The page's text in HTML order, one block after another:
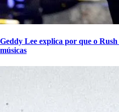
Geddy Lee explica por que o Rush
músicas